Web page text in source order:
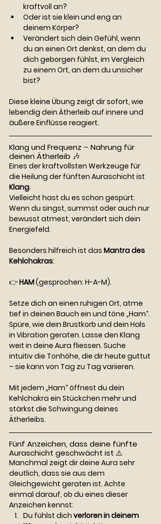
kraftvoll an?
Oder ist sie klein und eng an
deinem Körper?
Verändert sich dein Gefühl, wenn
du an einen Ort denkst, an dem du
dich geborgen fühlst, im Vergleich
zu einem Ort, an dem du unsicher
bist?
Diese kleine Übung zeigt dir sofort, wie
lebendig dein Ätherleib auf innere und
äußere Einflüsse reagiert.
Klang und Frequenz – Nahrung für
deinen Ätherleib 🎶
Eines der kraftvollsten Werkzeuge für
die Heilung der fünften Auraschicht ist
Klang.
Vielleicht hast du es schon gespürt:
Wenn du singst, summst oder auch nur
bewusst atmest, verändert sich dein
Energiefeld.
Besonders hilfreich ist das Mantra des
Kehlchakras:
👉 HAM (gesprochen: H-A-M).
Setze dich an einen ruhigen Ort, atme
tief in deinen Bauch ein und töne „Ham“.
Spüre, wie dein Brustkorb und dein Hals
in Vibration geraten. Lasse den Klang
weit in deine Aura fliessen. Suche
intuitiv die Tonhöhe, die dir heute guttut
– sie kann von Tag zu Tag variieren.
Mit jedem „Ham“ öffnest du dein
Kehlchakra ein Stückchen mehr und
stärkst die Schwingung deines
Ätherleibs.
Fünf Anzeichen, dass deine fünfte
Auraschicht geschwächt ist ⚠️
Manchmal zeigt dir deine Aura sehr
deutlich, dass sie aus dem
Gleichgewicht geraten ist. Achte
einmal darauf, ob du eines dieser
Anzeichen kennst:
Du fühlst dich verloren in deinem